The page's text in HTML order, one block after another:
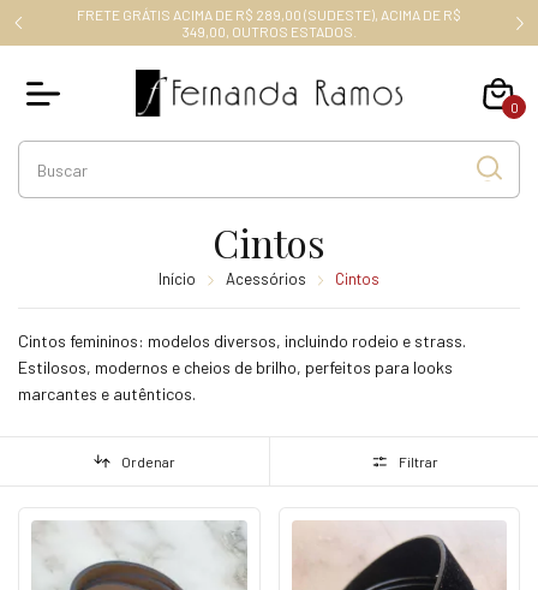
FRETE GRÁTIS ACIMA DE R$ 289,00 (SUDESTE), ACIMA DE R$
349,00, OUTROS ESTADOS.
0
Cintos
Início Acessórios Cintos
Cintos femininos: modelos diversos, incluindo rodeio e strass.
Estilosos, modernos e cheios de brilho, perfeitos para looks
marcantes e autênticos.
Ordenar Filtrar